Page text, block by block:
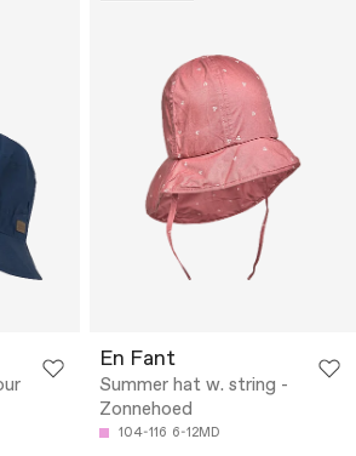
En Fant
Summer hat w. string -
Zonnehoed
104-116 6-12MD